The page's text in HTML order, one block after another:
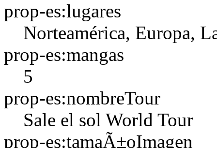
prop-es:lugares
Norteamérica, Europa,
prop-es:mangas
5
prop-es:nombreTour
Sale el sol World Tour
prop-es:tamaÃ±oImagen